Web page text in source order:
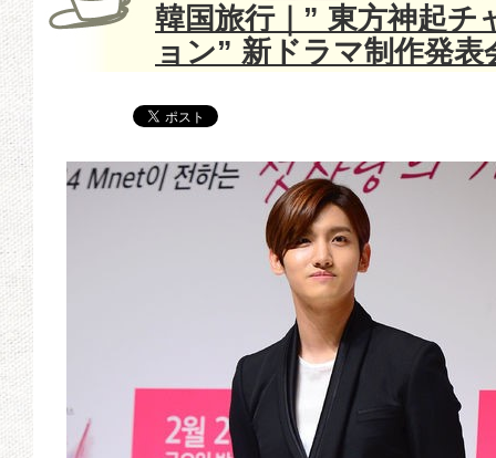
韓国旅行｜” 東方神起チ
ョン” 新ドラマ制作発表